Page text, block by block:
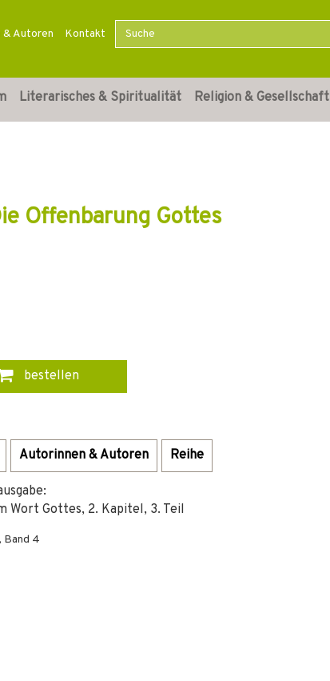
& Autoren Kontakt
Literarisches & Spiritualität Religion & Gesellschaft
Offenbarung Gottes
bestellen
Autorinnen & Autoren Reihe
Wort Gottes, 2. Kapitel, 3. Teil
Band 4